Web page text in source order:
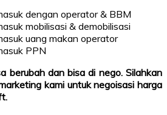
dengan operator & BBM
mobilisasi & demobilisasi
uang makan operator
PPN
berubah dan bisa di nego. Silahkan
kami untuk negoisasi harga